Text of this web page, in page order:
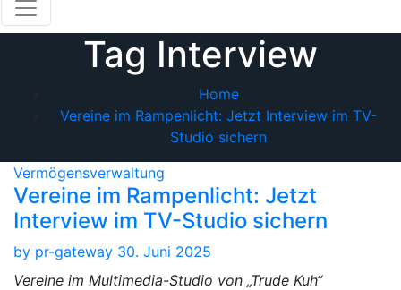
Tag Interview
Home
Vereine im Rampenlicht: Jetzt Interview im TV-
Studio sichern
Vermögensverwaltung
Vereine im Rampenlicht: Jetzt
Interview im TV-Studio sichern
by pr-gateway 30. Juni 2025
Vereine im Multimedia-Studio von „Trude Kuh“